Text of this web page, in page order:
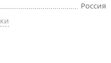
Россия